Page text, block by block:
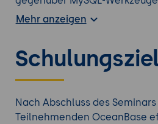
eine einfache Migration
Finden Sie den richtigen
aus unserem Portfolio.
Mehr anzeigen
Schulungsziel
Nach Abschluss des
Teilnehmenden OceanBase